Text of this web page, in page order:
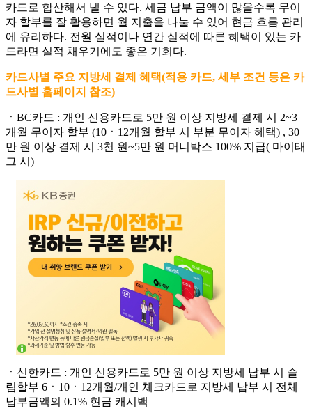
카드로 합산해서 낼 수 있다. 세금 납부 금액이 많을수록 무이
자 할부를 잘 활용하면 월 지출을 나눌 수 있어 현금 흐름 관리
에 유리하다. 전월 실적이나 연간 실적에 따른 혜택이 있는 카
드라면 실적 채우기에도 좋은 기회다.
카드사별 주요 지방세 결제 혜택(적용 카드, 세부 조건 등은 카
드사별 홈페이지 참조)
ㆍBC카드 : 개인 신용카드로 5만 원 이상 지방세 결제 시 2~3
개월 무이자 할부 (10ㆍ12개월 할부 시 부분 무이자 혜택) , 30
만 원 이상 결제 시 3천 원~5만 원 머니박스 100% 지급( 마이태
그 시)
ㆍ신한카드 : 개인 신용카드로 5만 원 이상 지방세 납부 시 슬
림할부 6ㆍ10ㆍ12개월/개인 체크카드로 지방세 납부 시 전체
납부금액의 0.1% 현금 캐시백